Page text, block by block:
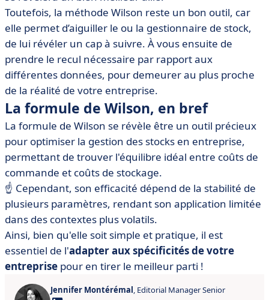
Toutefois, la méthode Wilson reste un bon outil, car
elle permet d’aiguiller le ou la gestionnaire de stock,
de lui révéler un cap à suivre. À vous ensuite de
prendre le recul nécessaire par rapport aux
différentes données, pour demeurer au plus proche
de la réalité de votre entreprise.
La formule de Wilson, en bref
La formule de Wilson se révèle être un outil précieux
pour optimiser la gestion des stocks en entreprise,
permettant de trouver l'équilibre idéal entre coûts de
commande et coûts de stockage.
☝️ Cependant, son efficacité dépend de la stabilité de
plusieurs paramètres, rendant son application limitée
dans des contextes plus volatils.
Ainsi, bien qu'elle soit simple et pratique, il est
essentiel de l'adapter aux spécificités de votre
entreprise pour en tirer le meilleur parti !
Jennifer Montérémal, Editorial Manager Senior